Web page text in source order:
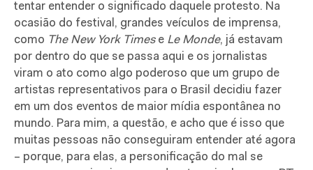
tentar entender o significado daquele protesto. Na
ocasião do festival, grandes veículos de imprensa,
como The New York Timese Le Monde, já estavam
por dentro do que se passa aqui e os jornalistas
viram o ato como algo poderoso que um grupo de
artistas representativos para o Brasil decidiu fazer
em um dos eventos de maior mídia espontânea no
mundo. Para mim, a questão, e acho que é isso que
muitas pessoas não conseguiram entender até agora
– porque, para elas, a personificação do mal se